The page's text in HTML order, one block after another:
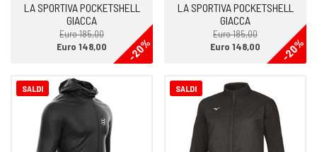
LA SPORTIVA POCKETSHELL
GIACCA
Euro 185,00
-20%
Euro 148,00
LA SPORTIVA POCKETSHELL
GIACCA
Euro 185,00
-20%
Euro 148,00
SALDI SALDI